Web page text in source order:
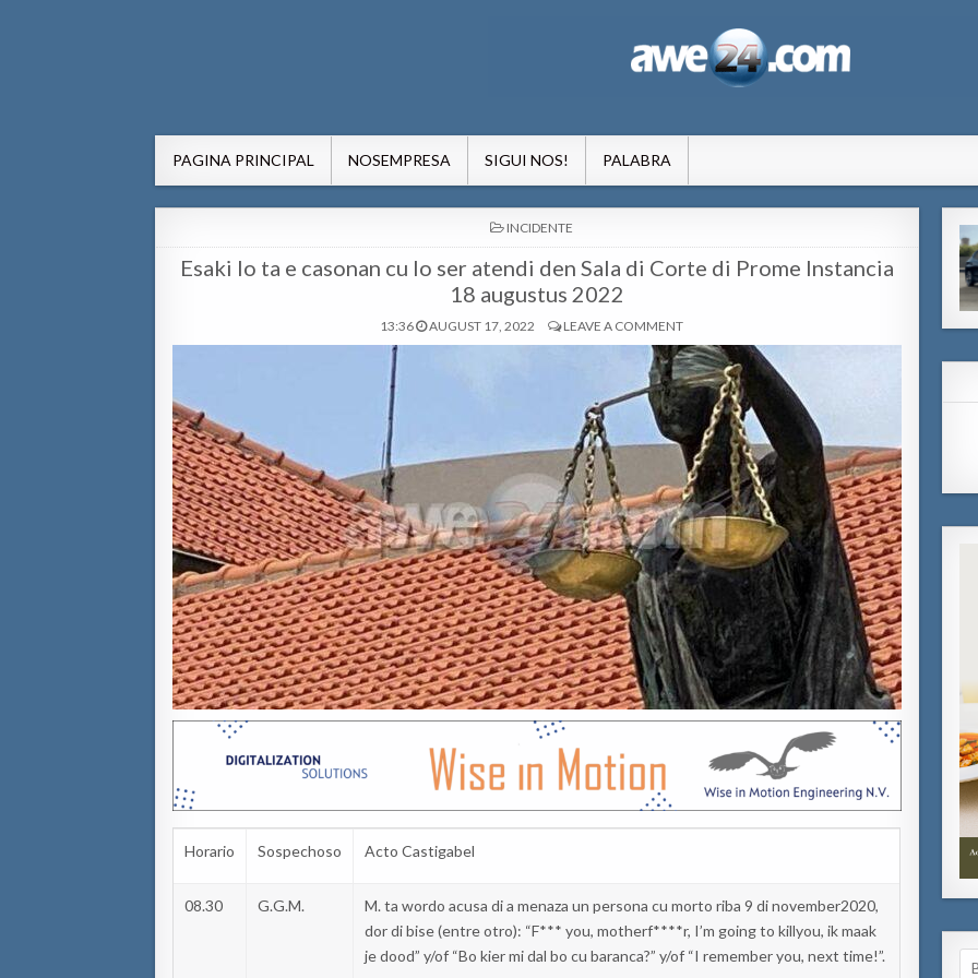
PAGINA PRINCIPAL NOSEMPRESA SIGUI NOS! PALABRA
POSTED
IN
INCIDENTE
Esaki lo ta e casonan cu lo ser atendi den Sala di Corte di Prome Instancia
18 augustus 2022
13:36 AUGUST 17, 2022 LEAVE A COMMENT
Horario Sospechoso Acto Castigabel
08.30 G.G.M. M. ta wordo acusa di a menaza un persona cu morto riba 9 dinovember2020,
dordibise(entreotro): “F*** you, motherf****r, I’m goingto killyou, ikmaak
jedood” y/of “Bo kiermi dal bo cu baranca?” y/of “I rememberyou, next time!”.